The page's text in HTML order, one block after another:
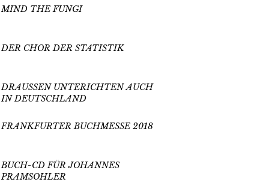
MIND THE FUNGI
DER CHOR DER STATISTIK
DRAUSSEN UNTERICHTEN AUCH
IN DEUTSCHLAND
FRANKFURTER BUCHMESSE 2018
BUCH-CD FÜR JOHANNES
PRAMSOHLER